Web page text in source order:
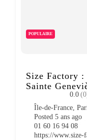
POPULAIRE
Size Factory
Sainte
0.0
Île-de-France,
Posted 5 ans ago
01 60 16 94 08
https://www.size-